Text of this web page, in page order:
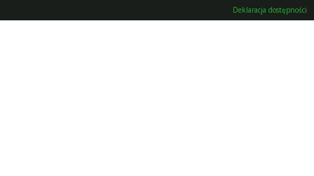
Deklaracja dostępności